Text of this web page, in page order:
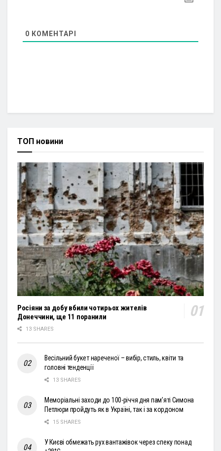
0 КОМЕНТАРІ
ТОП новини
Росіяни за добу вбили чотирьох жителів
Донеччини, ще 11 поранили
13 SHARES
Весільний букет нареченої – вибір, стиль, квіти та
головні тенденції
13 SHARES
Меморіальні заходи до 100-річчя дня пам’яті Симона
Петлюри пройдуть як в Україні, так і за кордоном
15 SHARES
У Києві обмежать рух вантажівок через спеку понад